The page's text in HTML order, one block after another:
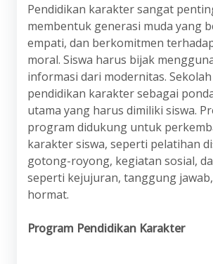
Pendidikan karakter sangat
membentuk generasi muda yang
empati, dan berkomitmen
moral. Siswa harus bijak
informasi dari modernitas.
pendidikan karakter sebagai
utama yang harus dimiliki siswa.
program didukung untuk
karakter siswa, seperti pelatihan
gotong-royong, kegiatan sosial,
seperti kejujuran, tanggung
hormat.
Program Pendidikan Karakter